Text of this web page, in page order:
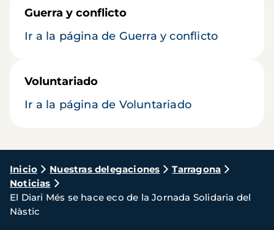
Guerra y conflicto
Ir a la página de Guerra y conflicto
Voluntariado
Ir a la página de Voluntariado
Ruta
de
navegación
Inicio Nuestras delegaciones
Tarragona
Noticias
El Diari Més se hace eco de la Jornada Solidaria del
Nàstic